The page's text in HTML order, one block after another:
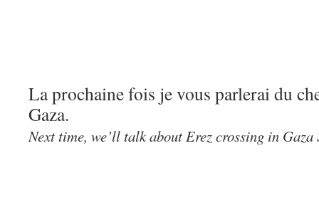
La prochaine fois je vous parlerai du
Gaza.
Next time, we’ll talk about Erez crossing in Gaza